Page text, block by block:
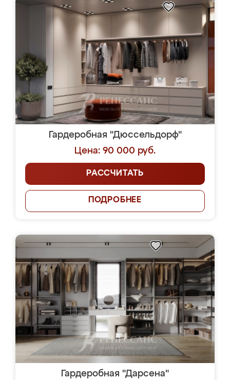
Гардеробная "Дюссельдорф"
Цена: 90 000 руб.
РАССЧИТАТЬ
ПОДРОБНЕЕ
Гардеробная "Дарсена"